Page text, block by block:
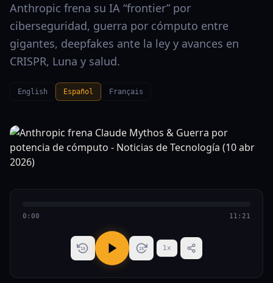
Anthropic frena su IA “frontier” por
ciberseguridad, guerra por cómputo entre
gigantes, deepfakes ante la ley y avances en
CRISPR, Luna y salud.
English Español Français
0:00 11:21
15 15 1x